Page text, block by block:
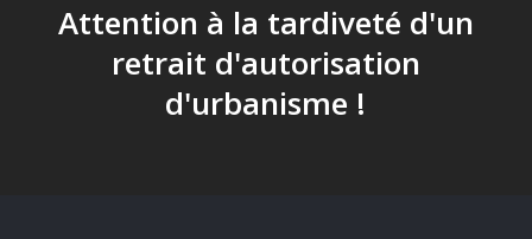
Attention à la tardiveté d'un
retrait d'autorisation
d'urbanisme !